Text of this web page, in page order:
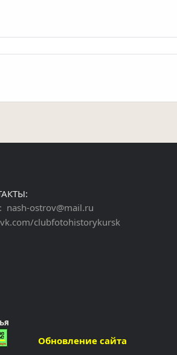
nash-ostrov@mail.ru
clubfotohistorykursk
Обновление сайта